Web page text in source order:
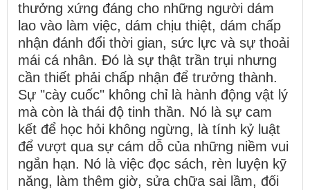
thưởng xứng đáng cho những người dám
lao vào làm việc, dám chịu thiệt, dám chấp
nhận đánh đổi thời gian, sức lực và sự thoải
mái cá nhân. Đó là sự thật trần trụi nhưng
cần thiết phải chấp nhận để trưởng thành.
Sự "cày cuốc" không chỉ là hành động vật lý
mà còn là thái độ tinh thần. Nó là sự cam
kết để học hỏi không ngừng, là tính kỷ luật
để vượt qua sự cám dỗ của những niềm vui
ngắn hạn. Nó là việc đọc sách, rèn luyện kỹ
năng, làm thêm giờ, sửa chữa sai lầm, đối